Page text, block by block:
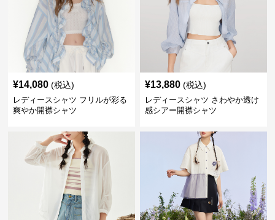
¥14,080 (税込)
レディースシャツ フリルが彩る
爽やか開襟シャツ
¥13,880 (税込)
レディースシャツ さわやか透け
感シアー開襟シャツ